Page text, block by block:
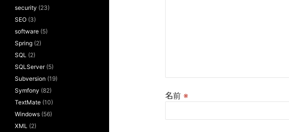
名前 ※
security (23)
SEO (3)
software (5)
Spring (2)
SQL (2)
SQLServer(5)
Subversion (19)
Symfony (82)
TextMate (10)
Windows (56)
XML (2)